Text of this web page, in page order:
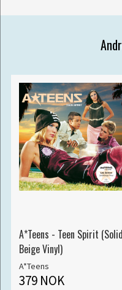
A*Teens - Teen Spirit (Solid
Beige Vinyl)
A*Teens
379 NOK